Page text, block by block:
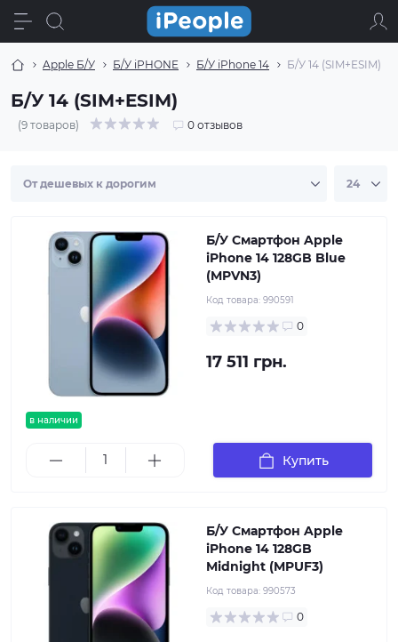
Apple Б/У Б/У iPHONE Б/У iPhone 14 Б/У 14 (SIM+ESIM)
Б/У 14 (SIM+ESIM)
(9 товаров) 0 отзывов
в наличии
Б/У Смартфон Apple
iPhone 14 128GB Blue
(MPVN3)
Код товара: 990591
0
17 511 грн.
Купить
Б/У Смартфон Apple
iPhone 14 128GB
Midnight (MPUF3)
Код товара: 990573
0